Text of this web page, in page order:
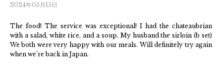
2024年05月15日
The food! The service was exceptional! I had the chateaubrian
with a salad, white rice, and a soup. My husband the sirloin (b set)
We both were very happy with our meals. Will definitely try again
when we’re back in Japan.